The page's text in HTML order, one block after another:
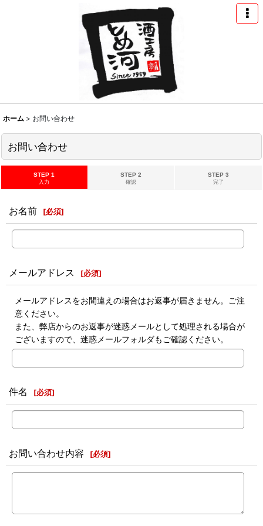
ホーム > お問い合わせ
お問い合わせ
STEP 1
入力
STEP 2
確認
STEP 3
完了
お名前 [必須]
メールアドレス [必須]
メールアドレスをお間違えの場合はお返事が届きません。ご注
意ください。
また、弊店からのお返事が迷惑メールとして処理される場合が
ございますので、迷惑メールフォルダもご確認ください。
件名 [必須]
お問い合わせ内容 [必須]